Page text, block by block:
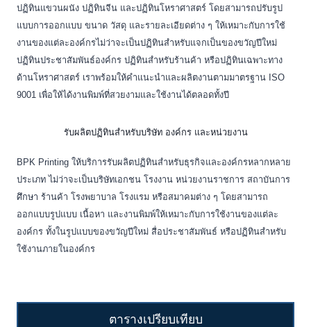
ปฏิทินแขวนผนัง ปฏิทินจีน และปฏิทินโหราศาสตร์ โดยสามารถปรับรูป
แบบการออกแบบ ขนาด วัสดุ และรายละเอียดต่าง ๆ ให้เหมาะกับการใช้
งานของแต่ละองค์กรไม่ว่าจะเป็นปฏิทินสำหรับแจกเป็นของขวัญปีใหม่
ปฏิทินประชาสัมพันธ์องค์กร ปฏิทินสำหรับร้านค้า หรือปฏิทินเฉพาะทาง
ด้านโหราศาสตร์ เราพร้อมให้คำแนะนำและผลิตงานตามมาตรฐาน ISO
9001 เพื่อให้ได้งานพิมพ์ที่สวยงามและใช้งานได้ตลอดทั้งปี
รับผลิตปฏิทินสำหรับบริษัท องค์กร และหน่วยงาน
BPK Printing ให้บริการรับผลิตปฏิทินสำหรับธุรกิจและองค์กรหลากหลาย
ประเภท ไม่ว่าจะเป็นบริษัทเอกชน โรงงาน หน่วยงานราชการ สถาบันการ
ศึกษา ร้านค้า โรงพยาบาล โรงแรม หรือสมาคมต่าง ๆ โดยสามารถ
ออกแบบรูปแบบ เนื้อหา และงานพิมพ์ให้เหมาะกับการใช้งานของแต่ละ
องค์กร ทั้งในรูปแบบของขวัญปีใหม่ สื่อประชาสัมพันธ์ หรือปฏิทินสำหรับ
ใช้งานภายในองค์กร
ตารางเปรียบเทียบ